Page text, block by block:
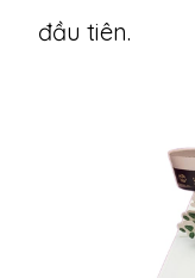
đầu tiên.